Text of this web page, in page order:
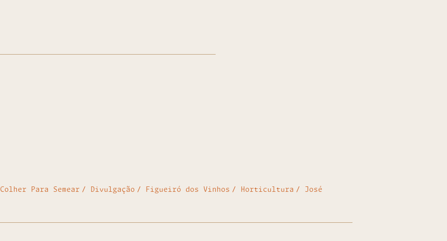
Colher Para Semear Divulgação Figueiró dos Vinhos Horticultura
José